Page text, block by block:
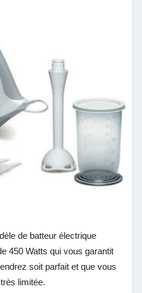
de batteur électrique
450 Watts qui vous garantit
soit parfait et que vous
limitée.